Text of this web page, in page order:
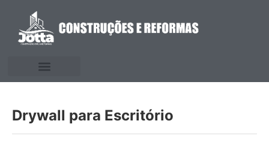
Drywall para Escritório